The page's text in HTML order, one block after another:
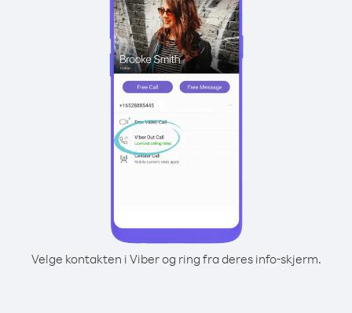
Velge kontakten i Viber og ring fra deres info-skjerm.